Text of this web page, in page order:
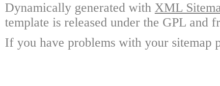
Dynamically generated with XML
template is released under the GPL and
If you have problems with your sitemap